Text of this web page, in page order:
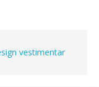
vestimentar